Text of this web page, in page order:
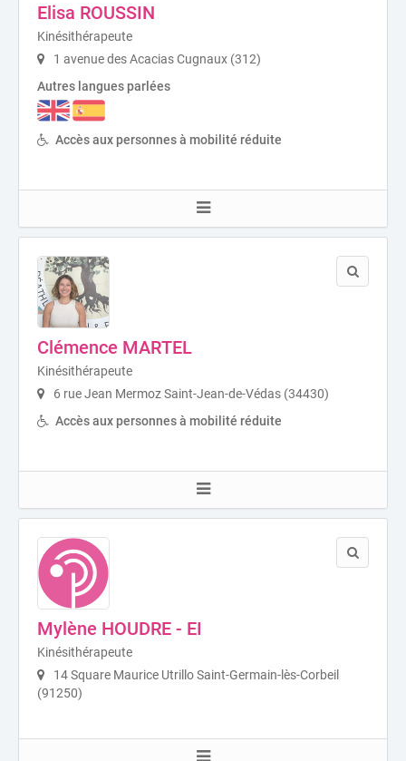
Elisa ROUSSIN
Kinésithérapeute
1 avenue des Acacias Cugnaux (312)
Autres langues parlées
Accès aux personnes à mobilité réduite
Clémence MARTEL
Kinésithérapeute
6 rue Jean Mermoz Saint-Jean-de-Védas (34430)
Accès aux personnes à mobilité réduite
Mylène HOUDRE - EI
Kinésithérapeute
14 Square Maurice Utrillo Saint-Germain-lès-Corbeil
(91250)